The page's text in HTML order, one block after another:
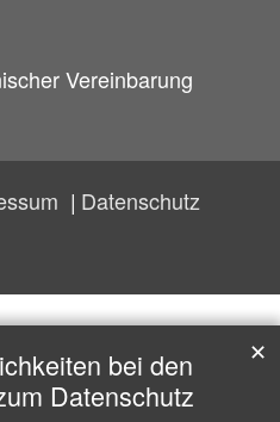
Vereinbarung
Datenschutz
bei den
Datenschutz
✕